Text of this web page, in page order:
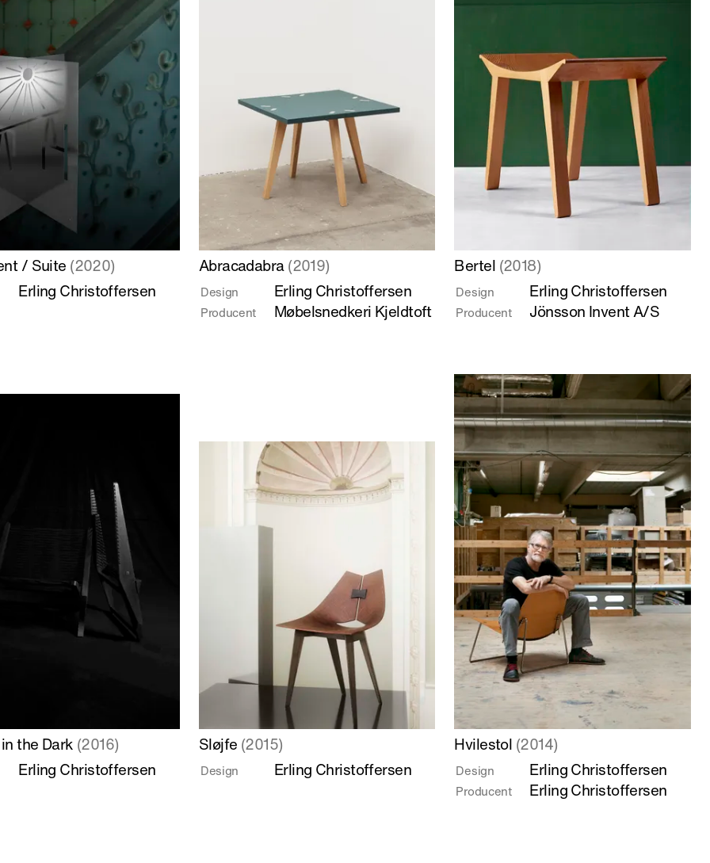
/ Suite (2020)
Erling Christoffersen
Læs
om
Abracadabra
Abracadabra(2019)
Design Erling Christoffersen
Producent Møbelsnedkeri Kjeldtoft
Læs
om
Bertel
Bertel (2018)
Design Erling Christoffersen
Producent Jönsson Invent A/S
the Dark (2016)
Erling Christoffersen
Læs
mere
om
Sløjfe (2015)
Design Erling Christoffersen
Læs
om
Hvilestol
Hvilestol (2014)
Design Erling Christoffersen
Producent Erling Christoffersen